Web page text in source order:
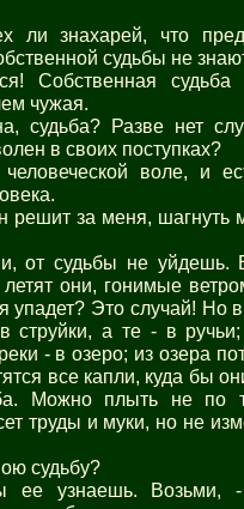
знахарей, что
судьбы не
Собственная судьба
чужая.
судьба? Разве нет
в своих поступках?
воле, и
решит за меня, шагнуть
от судьбы не уйдешь.
они, гонимые
упадет? Это случай! Но
струйки, а те - в
- в озеро; из озера
все капли, куда бы
Можно плыть не по
труды и муки, но не
судьбу?
ее узнаешь. Возьми, -